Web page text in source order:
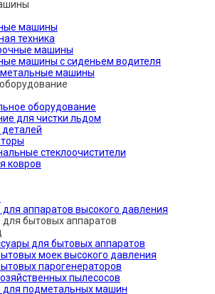
машины
техника
машины
машины с сиденьем водителя
машины
оборудование
для чистки льдом
деталей
стеклоочистители
ковров
аппаратов высокого давления
для бытовых аппаратов
для бытовых аппаратов
моек высокого давления
парогенераторов
пылесосов
для подметальных машин